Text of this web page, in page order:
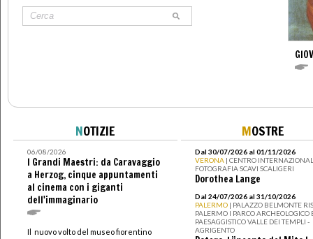
NOTIZIE
06/08/2026
I Grandi Maestri: da Caravaggio
a Herzog, cinque appuntamenti
al cinema con i giganti
dell'immaginario
Il nuovo volto del museo fiorentino
MOSTRE
Dal 30/07/2026 al 01/11/2026
VERONA | CENTRO
FOTOGRAFIA SCAVI SCALIGERI
Dorothea Lange
Dal 24/07/2026 al 31/10/2026
PALERMO | PALAZZO BELMONTE
PALERMO I PARCO ARCHEOLOGICO
PAESAGGISTICO VALLE DEI TEMPLI -
AGRIGENTO